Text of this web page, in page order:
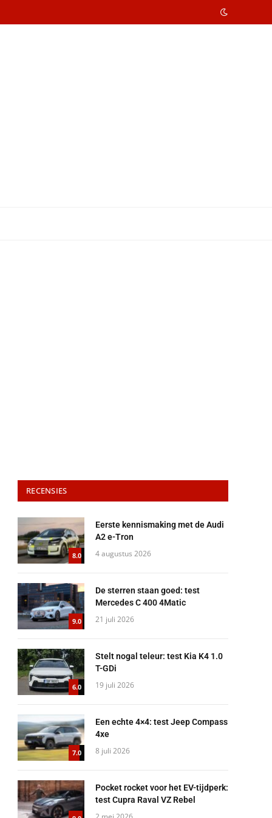
RECENSIES
8.0
Eerste kennismaking met de Audi
A2 e-Tron
4 augustus 2026
9.0
De sterren staan goed: test
Mercedes C 400 4Matic
21 juli 2026
6.0
Stelt nogal teleur: test Kia K4 1.0
T-GDi
19 juli 2026
7.0
Een echte 4×4: test Jeep Compass
4xe
8 juli 2026
Pocket rocket voor het EV-tijdperk:
test Cupra Raval VZ Rebel